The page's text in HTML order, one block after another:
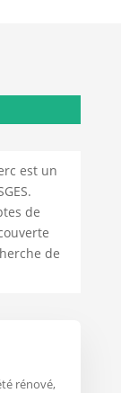
est un
de
de
rénové,